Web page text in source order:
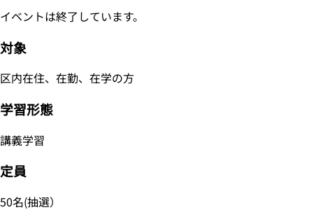
イベントは終了しています。
対象
区内在住、在勤、在学の方
学習形態
講義学習
定員
50名(抽選）